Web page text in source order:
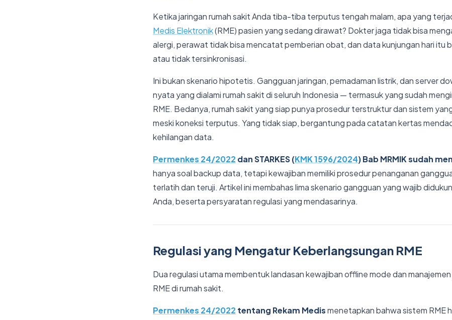
Ketika jaringan rumah sakit Anda tiba-tiba terputus tengah malam, apa yang
Medis Elektronik(RME) pasien yang sedang dirawat? Dokter jaga tidak bisa
alergi, perawat tidak bisa mencatat pemberian obat, dan data kunjungan hari itu
atau tidak tersinkronisasi.
Ini bukan skenario hipotetis. Gangguan jaringan, pemadaman listrik, dan server
nyata yang dialami rumah sakit di seluruh Indonesia — termasuk yang sudah
RME. Bedanya, rumah sakit yang siap punya prosedur terstruktur dan sistem
meski koneksi terputus. Yang tidak siap, bergantung pada catatan kertas
kehilangan data.
Permenkes 24/2022 dan STARKES (KMK 1596/2024) Bab MRMIK sudah
hanya soal backup data, tetapi kewajiban memiliki prosedur penanganan
terlatih dan teruji. Artikel ini membahas lima skenario gangguan yang wajib
Anda, beserta persyaratan regulasi yang mendasarinya.
Regulasi yang Mengatur Keberlangsungan RME
Dua regulasi utama membentuk landasan kewajiban offline mode dan
RME di rumah sakit.
Permenkes 24/2022 tentang Rekam Medismenetapkan bahwa sistem RME